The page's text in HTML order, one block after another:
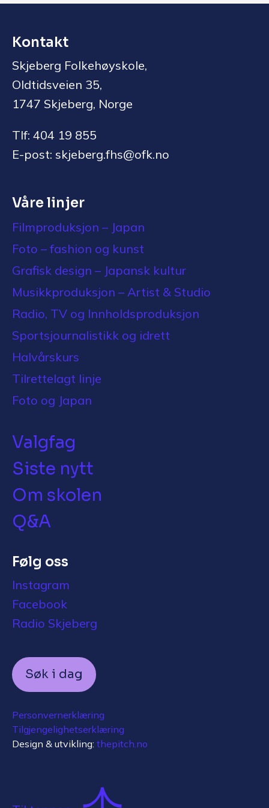
Kontakt
Skjeberg Folkehøyskole,
Oldtidsveien 35,
1747 Skjeberg, Norge
Tlf: 404 19 855
E-post: skjeberg.fhs@ofk.no
Våre linjer
Filmproduksjon – Japan
Foto – fashion og kunst
Grafisk design – Japansk kultur
Musikkproduksjon – Artist & Studio
Radio, TV og Innholdsproduksjon
Sportsjournalistikk og idrett
Halvårskurs
Tilrettelagt linje
Foto og Japan
Valgfag
Siste nytt
Om skolen
Q&A
Følg oss
Instagram
Facebook
Radio Skjeberg
Søk i dag
Personvernerklæring
Tilgjengelighetserklæring
Design & utvikling: thepitch.no